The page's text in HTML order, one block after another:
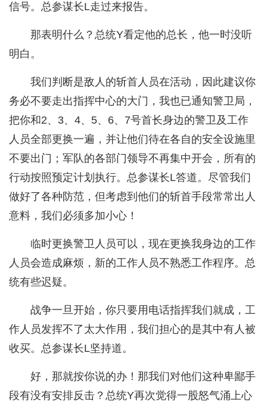
信号。总参谋长L走过来报告。
那表明什么？总统Y看定他的总长，他一时没听
明白。
我们判断是敌人的斩首人员在活动，因此建议你
务必不要走出指挥中心的大门，我也已通知警卫局，
把你和2、3、4、5、6、7号首长身边的警卫及工作
人员全部更换一遍，并让他们待在各自的安全设施里
不要出门；军队的各部门领导不再集中开会，所有的
行动按照预定计划执行。总参谋长L答道。尽管我们
做好了各种防范，但考虑到他们的斩首手段常常出人
意料，我们必须多加小心！
临时更换警卫人员可以，现在更换我身边的工作
人员会造成麻烦，新的工作人员不熟悉工作程序。总
统有些迟疑。
战争一旦开始，你只要用电话指挥我们就成，工
作人员发挥不了太大作用，我们担心的是其中有人被
收买。总参谋长L坚持道。
好，那就按你说的办！那我们对他们这种卑鄙手
段有没有安排反击？总统Y再次觉得一股怒气涌上心